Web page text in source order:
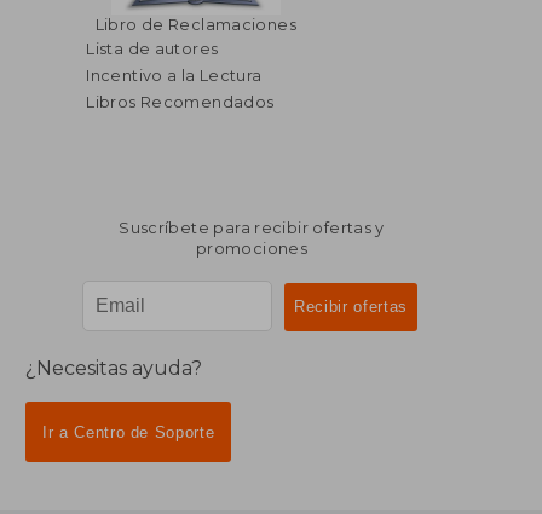
45%
dcto.
$ 270.54
Libro de Reclamaciones
Lista de autores
Incentivo a la Lectura
Libros Recomendados
Suscríbete para recibir ofertas y
promociones
¿Necesitas ayuda?
Ir a Centro de Soporte